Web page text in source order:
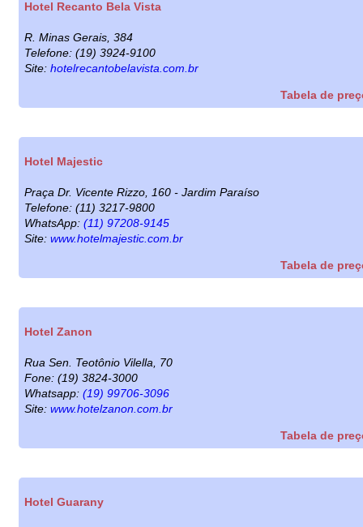
Hotel Recanto Bela Vista
R. Minas Gerais, 384
Telefone: (19) 3924-9100
Site: hotelrecantobelavista.com.br
Tabela de
Hotel Majestic
Praça Dr. Vicente Rizzo, 160 - Jardim Paraíso
Telefone: (11) 3217-9800
WhatsApp: (11) 97208-9145
Site: www.hotelmajestic.com.br
Tabela de
Hotel Zanon
Rua Sen. Teotônio Vilella, 70
Fone: (19) 3824-3000
Whatsapp: (19) 99706-3096
Site: www.hotelzanon.com.br
Tabela de
Hotel Guarany